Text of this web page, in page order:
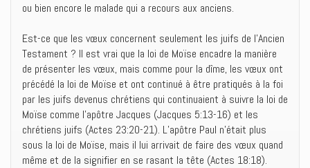
ou bien encore le malade qui a recours aux anciens.
Est-ce que les vœux concernent seulement les juifs de l’Ancien
Testament ? Il est vrai que la loi de Moïse encadre la manière
de présenter les vœux, mais comme pour la dîme, les vœux ont
précédé la loi de Moïse et ont continué à être pratiqués à la foi
par les juifs devenus chrétiens qui continuaient à suivre la loi de
Moïse comme l’apôtre Jacques (Jacques 5:13-16) et les
chrétiens juifs (Actes 23:20-21). L’apôtre Paul n’était plus
sous la loi de Moïse, mais il lui arrivait de faire des vœux quand
même et de la signifier en se rasant la tête (Actes 18:18).